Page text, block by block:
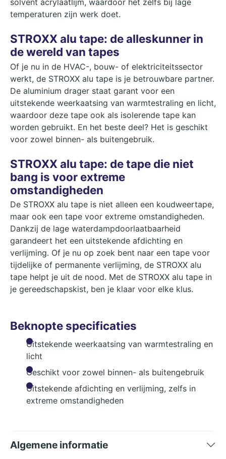
solvent acrylaatlijm, waardoor het zelfs bij lage
temperaturen zijn werk doet.
STROXX alu tape: de alleskunner in
de wereld van tapes
Of je nu in de HVAC-, bouw- of elektriciteitssector
werkt, de STROXX alu tape is je betrouwbare partner.
De aluminium drager staat garant voor een
uitstekende weerkaatsing van warmtestraling en licht,
waardoor deze tape ook als isolerende tape kan
worden gebruikt. En het beste deel? Het is geschikt
voor zowel binnen- als buitengebruik.
STROXX alu tape: de tape die niet
bang is voor extreme
omstandigheden
De STROXX alu tape is niet alleen een koudweertape,
maar ook een tape voor extreme omstandigheden.
Dankzij de lage waterdampdoorlaatbaarheid
garandeert het een uitstekende afdichting en
verlijming. Of je nu op zoek bent naar een tape voor
tijdelijke of permanente verlijming, de STROXX alu
tape helpt je uit de nood. Met de STROXX alu tape in
je gereedschapskist, ben je klaar voor elke klus.
Beknopte specificaties
Uitstekende weerkaatsing van warmtestraling en
licht
Geschikt voor zowel binnen- als buitengebruik
Uitstekende afdichting en verlijming, zelfs in
extreme omstandigheden
Algemene informatie